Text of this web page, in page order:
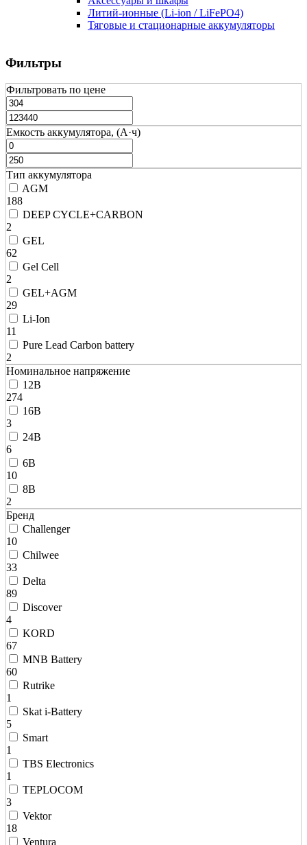
Литий-ионные (Li-ion / LiFePO4)
Тяговые и стационарные аккумуляторы
Фильтры
Фильтровать по цене
Емкость аккумулятора, (А·ч)
Тип аккумулятора
AGM
188
DEEP CYCLE+CARBON
2
GEL
62
Gel Cell
2
GEL+AGM
29
Li-Ion
11
Pure Lead Carbon battery
2
Номинальное напряжение
12В
274
16В
3
24В
6
6В
10
8В
2
Бренд
Challenger
10
Chilwee
33
Delta
89
Discover
4
KORD
67
MNB Battery
60
Rutrike
1
Skat i-Battery
5
Smart
1
TBS Electronics
1
TEPLOCOM
3
Vektor
18
Ventura